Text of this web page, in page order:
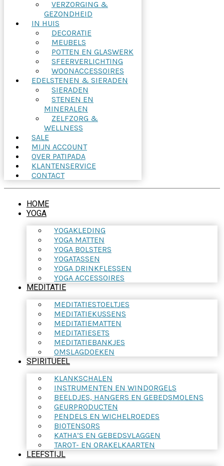
VERZORGING &
GEZONDHEID
IN HUIS
DECORATIE
MEUBELS
POTTEN EN GLASWERK
SFEERVERLICHTING
WOONACCESSOIRES
EDELSTENEN & SIERADEN
SIERADEN
STENEN EN
MINERALEN
ZELFZORG &
WELLNESS
SALE
MIJN ACCOUNT
OVER PATIPADA
KLANTENSERVICE
CONTACT
HOME
YOGA
YOGAKLEDING
YOGA MATTEN
YOGA BOLSTERS
YOGATASSEN
YOGA DRINKFLESSEN
YOGA ACCESSOIRES
MEDITATIE
MEDITATIESTOELTJES
MEDITATIEKUSSENS
MEDITATIEMATTEN
MEDITATIESETS
MEDITATIEBANKJES
OMSLAGDOEKEN
SPIRITUEEL
KLANKSCHALEN
INSTRUMENTEN EN WINDORGELS
BEELDJES, HANGERS EN GEBEDSMOLENS
GEURPRODUCTEN
PENDELS EN WICHELROEDES
BIOTENSORS
KATHA’S EN GEBEDSVLAGGEN
TAROT- EN ORAKELKAARTEN
LEEFSTIJL